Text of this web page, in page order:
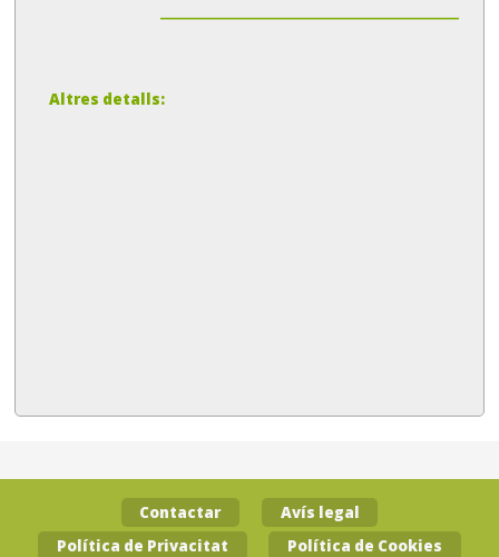
Altres detalls:
Contactar
Avís legal
Política de Privacitat
Política de Cookies